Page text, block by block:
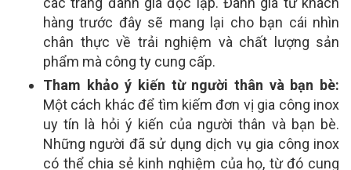
hàng trước đây sẽ mang lại cho bạn cái nhìn
chân thực về trải nghiệm và chất lượng sản
phẩm mà công ty cung cấp.
Tham khảo ý kiến từ người thân và bạn bè:
Một cách khác để tìm kiếm đơn vị gia công inox
uy tín là hỏi ý kiến của người thân và bạn bè.
Những người đã sử dụng dịch vụ gia công inox
có thể chia sẻ kinh nghiệm của họ, từ đó cung